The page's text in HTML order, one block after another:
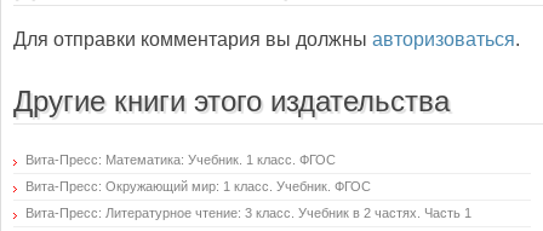
Для отправки комментария вы должны авторизоваться.
Другие книги этого издательства
Вита-Пресс: Математика: Учебник. 1 класс. ФГОС
Вита-Пресс: Окружающий мир: 1 класс. Учебник. ФГОС
Вита-Пресс: Литературное чтение: 3 класс. Учебник в 2 частях. Часть 1